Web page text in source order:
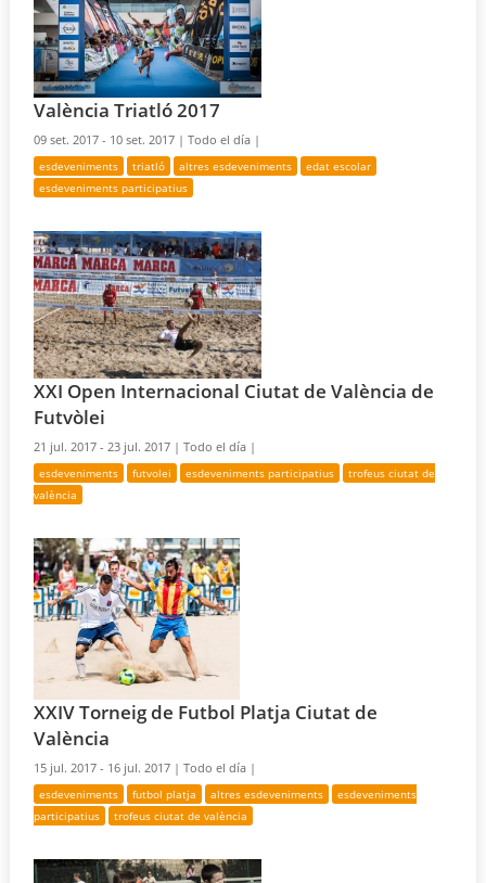
València Triatló 2017
09 set. 2017 - 10 set. 2017 |Todo el día |
esdeveniments triatló altres esdeveniments
edat escolar
esdeveniments participatius
XXI Open Internacional Ciutat de València de
Futvòlei
21 jul. 2017 - 23 jul. 2017 |Todo el día |
esdeveniments futvolei esdeveniments participatius
trofeus ciutat de
valència
XXIV Torneig de Futbol Platja Ciutat de
València
15 jul. 2017 - 16 jul. 2017 |Todo el día |
esdeveniments futbol platja altres esdeveniments
esdeveniments
participatius
trofeus ciutat de valència